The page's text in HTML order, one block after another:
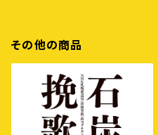
その他の商品